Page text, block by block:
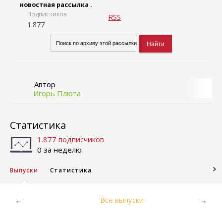
новостная рассылка .
Подписчиков
1.877
RSS
Автор
Игорь Плюта
Статистика
1.877 подписчиков
0 за неделю
Выпуски Статистика
← Все выпуски →